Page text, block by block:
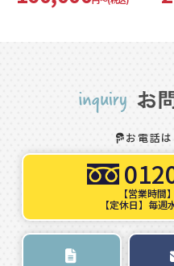
お電話
【営業時
【定休日】毎